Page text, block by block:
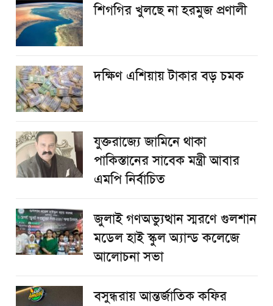
শিগগির খুলছে না হরমুজ প্রণালী
দক্ষিণ এশিয়ায় টাকার বড় চমক
যুক্তরাজ্যে জামিনে থাকা
পাকিস্তানের সাবেক মন্ত্রী আবার
এমপি নির্বাচিত
জুলাই গণঅভ্যুত্থান স্মরণে গুলশান
মডেল হাই স্কুল অ্যান্ড কলেজে
আলোচনা সভা
বসুন্ধরায় আন্তর্জাতিক কফির